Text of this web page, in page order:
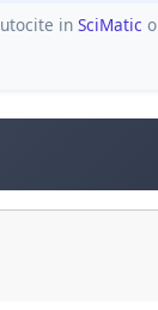
in SciMatic